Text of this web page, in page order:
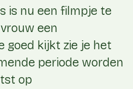
is nu een filmpje te
een
goed kijkt zie je het
periode worden
op